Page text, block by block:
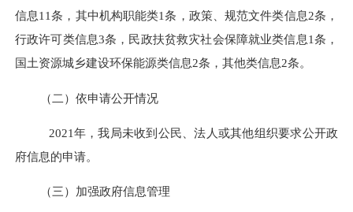
信息11条，其中机构职能类1条，政策、规范文件类信息2条，
行政许可类信息3条，民政扶贫救灾社会保障就业类信息1条，
国土资源城乡建设环保能源类信息2条，其他类信息2条。
（二）依申请公开情况
2021年，我局未收到公民、法人或其他组织要求公开政
府信息的申请。
（三）加强政府信息管理